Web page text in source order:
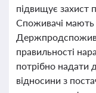
підвищує захист
Споживачі мають
правильності
потрібно
відносини з